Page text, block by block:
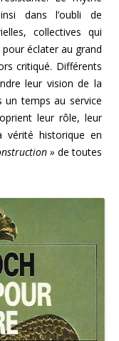
dans l’oubli de
collectives qui
éclater au grand
critiqué. Différents
leur vision de la
un temps au service
leur rôle, leur
vérité historique en
» de toutes